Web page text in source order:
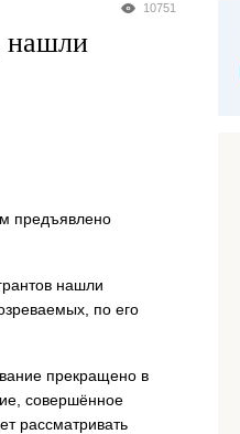
10751
нашли
предъявлено
нашли
по его
прекращено в
совершённое
рассматривать